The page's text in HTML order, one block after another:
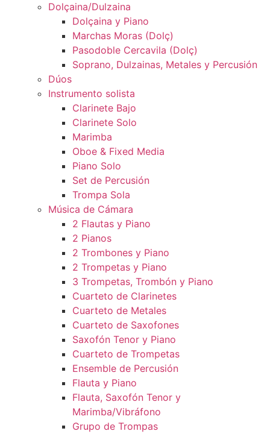
Dolçaina/Dulzaina
Dolçaina y Piano
Marchas Moras (Dolç)
Pasodoble Cercavila (Dolç)
Soprano, Dulzainas, Metales y Percusión
Dúos
Instrumento solista
Clarinete Bajo
Clarinete Solo
Marimba
Oboe & Fixed Media
Piano Solo
Set de Percusión
Trompa Sola
Música de Cámara
2 Flautas y Piano
2 Pianos
2 Trombones y Piano
2 Trompetas y Piano
3 Trompetas, Trombón y Piano
Cuarteto de Clarinetes
Cuarteto de Metales
Cuarteto de Saxofones
Saxofón Tenor y Piano
Cuarteto de Trompetas
Ensemble de Percusión
Flauta y Piano
Flauta, Saxofón Tenor y
Marimba/Vibráfono
Grupo de Trompas